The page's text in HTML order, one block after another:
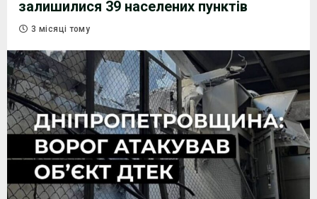
залишилися 39 населених пунктів
3 місяці тому